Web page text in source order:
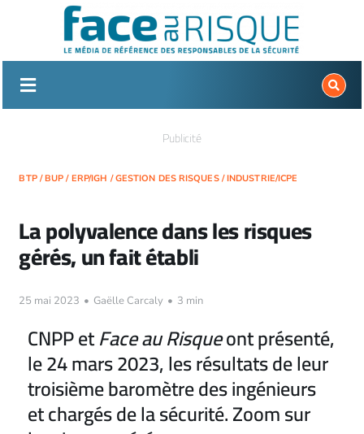
Publicité
BTP/BUP / ERP/IGH /GESTION DES RISQUES/INDUSTRIE/ICPE
La polyvalence dans les risques
gérés, un fait établi
25 mai 2023 • Gaëlle Carcaly • 3 min
CNPP etFace au Risqueont présenté,
le 24 mars 2023, les résultats de leur
troisième baromètre des ingénieurs
et chargés de la sécurité. Zoom sur